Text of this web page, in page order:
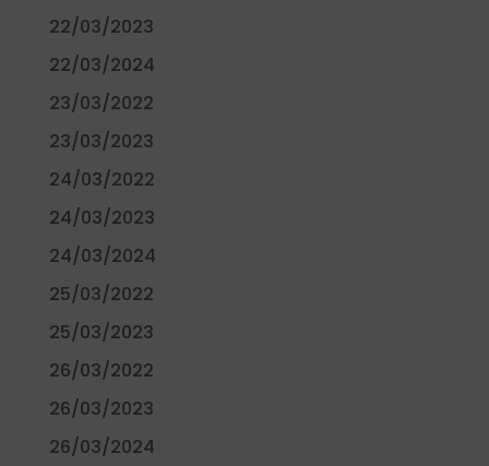
22/03/2023
22/03/2024
23/03/2022
23/03/2023
24/03/2022
24/03/2023
24/03/2024
25/03/2022
25/03/2023
26/03/2022
26/03/2023
26/03/2024